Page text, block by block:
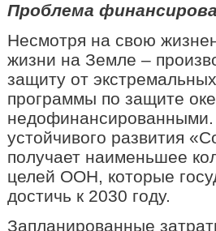
Проблема
Несмотря на свою
жизни на Земле –
защиту от
программы по защите
устойчивого развития
получает наименьшее
целей ООН, которые
достичь к 2030 году.
Запланированные